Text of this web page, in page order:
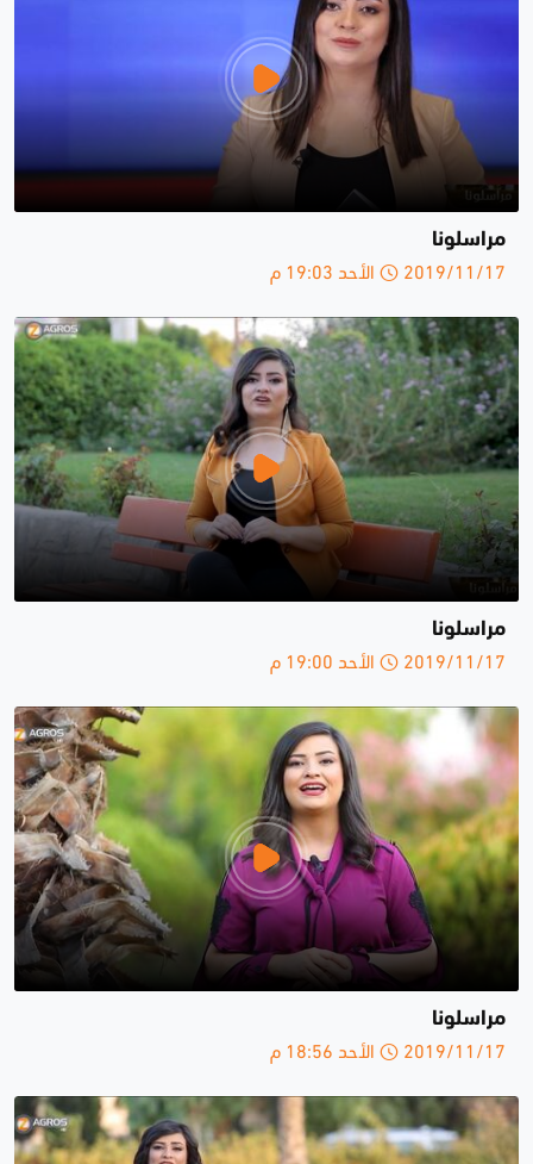
مراسلونا
2019/11/17 الأحد 19:03 م
مراسلونا
2019/11/17 الأحد 19:00 م
مراسلونا
2019/11/17 الأحد 18:56 م